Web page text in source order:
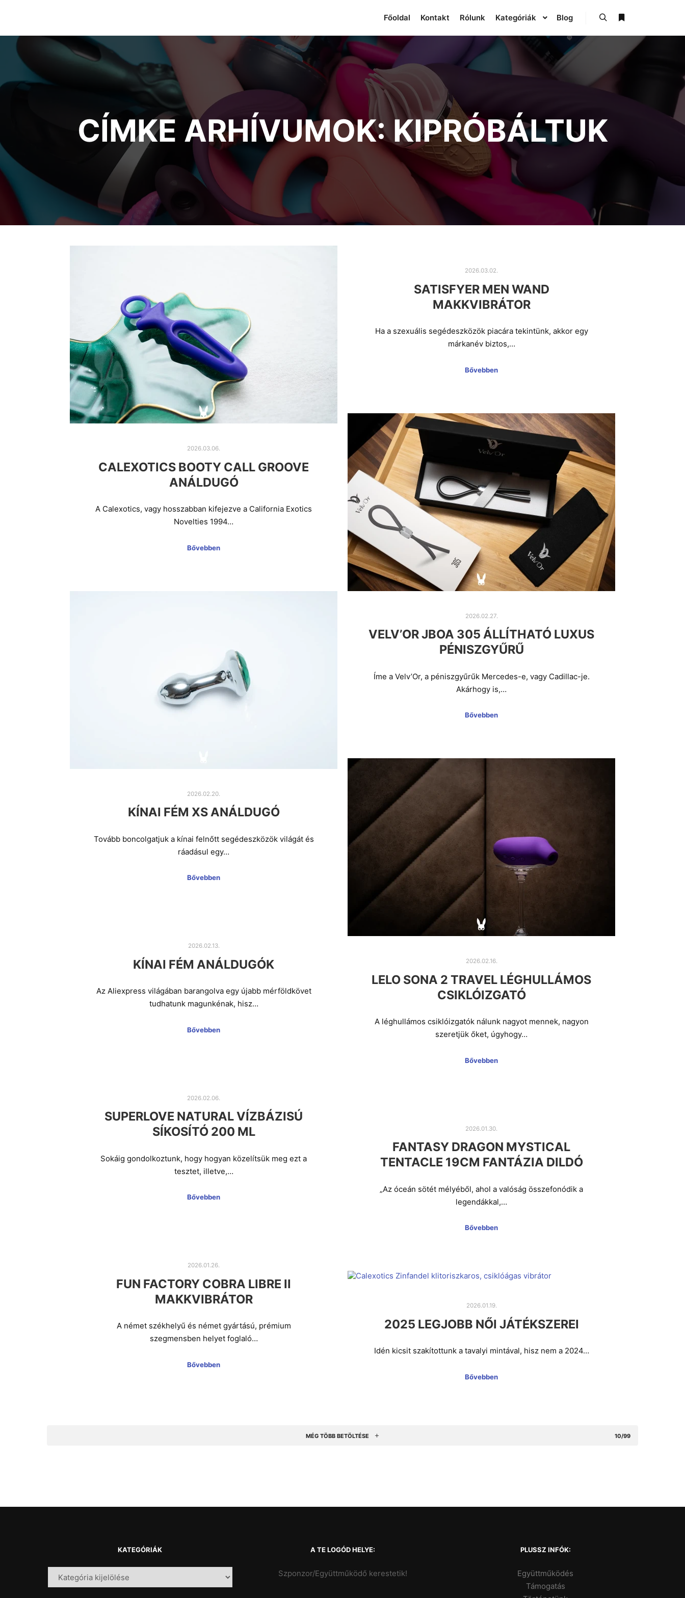
Főoldal Kontakt Rólunk Kategóriák Blog
CÍMKE ARHÍVUMOK:KIPRÓBÁLTUK
2026.03.06.
CALEXOTICS BOOTY CALL GROOVE
ANÁLDUGÓ
A Calexotics, vagy hosszabban kifejezve a California Exotics
Novelties 1994…
Bővebben
2026.03.02.
SATISFYER MEN WAND
MAKKVIBRÁTOR
Ha a szexuális segédeszközök piacára tekintünk, akkor egy
márkanév biztos,…
Bővebben
2026.02.27.
VELV’OR JBOA 305 ÁLLÍTHATÓ LUXUS
PÉNISZGYŰRŰ
Íme a Velv’Or, a péniszgyűrűk Mercedes-e, vagy Cadillac-je.
Akárhogy is,…
Bővebben
2026.02.20.
KÍNAI FÉM XS ANÁLDUGÓ
Tovább boncolgatjuk a kínai felnőtt segédeszközök világát és
ráadásul egy…
Bővebben
2026.02.16.
LELO SONA 2 TRAVEL LÉGHULLÁMOS
CSIKLÓIZGATÓ
A léghullámos csiklóizgatók nálunk nagyot mennek, nagyon
szeretjük őket, úgyhogy…
Bővebben
2026.02.13.
KÍNAI FÉM ANÁLDUGÓK
Az Aliexpress világában barangolva egy újabb mérföldkövet
tudhatunk magunkénak, hisz…
Bővebben
2026.02.06.
SUPERLOVE NATURAL VÍZBÁZISÚ
SÍKOSÍTÓ 200 ML
Sokáig gondolkoztunk, hogy hogyan közelítsük meg ezt a
tesztet, illetve,…
Bővebben
2026.01.30.
FANTASY DRAGON MYSTICAL
TENTACLE 19CM FANTÁZIA DILDÓ
„Az óceán sötét mélyéből, ahol a valóság összefonódik a
legendákkal,…
Bővebben
2026.01.26.
FUN FACTORY COBRA LIBRE II
MAKKVIBRÁTOR
A német székhelyű és német gyártású, prémium
szegmensben helyet foglaló…
Bővebben
2026.01.19.
2025 LEGJOBB NŐI JÁTÉKSZEREI
Idén kicsit szakítottunk a tavalyi mintával, hisz nem a 2024…
Bővebben
MÉG TÖBB BETÖLTÉSE 10/99
KATEGÓRIÁK A TE LOGÓD HELYE:
Szponzor/Együttműködő kerestetik!
PLUSSZ INFÓK:
Együttműködés
Támogatás